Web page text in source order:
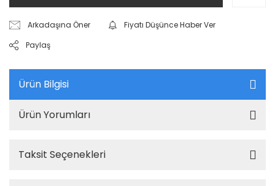
Arkadaşına Öner
Fiyatı Düşünce Haber Ver
Paylaş
Ürün Bilgisi
Ürün Yorumları
Taksit Seçenekleri